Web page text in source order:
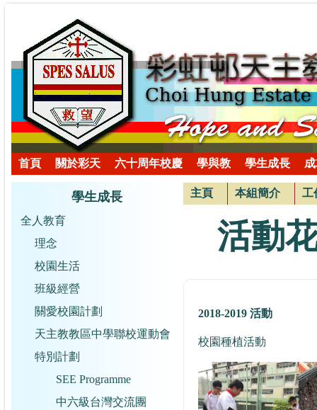
首頁 關於彩天 六十周年校慶 學與教 學生成長
學生成長
全人教育
理念
校園生活
班級經營
關愛校園計劃
天主教教區中學聯校運動會
特別計劃
SEE Programme
中六級台灣交流團
主頁 本組簡介 工
活動
2018-2019 活動
校園種植活動